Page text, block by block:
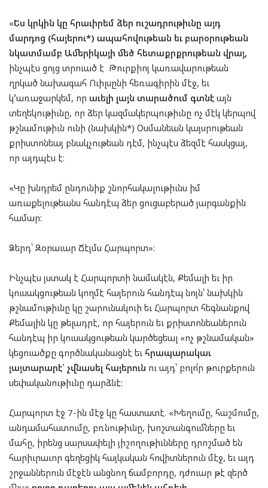
«Ես կրկին կը հրաւիրեմ ձեր ուշադրութիւնը այդ
մարդոց (հայերու*) ապահովութեան եւ բարօրութեան
նկատմամբ Ամերիկայի մեծ հետաքրքրութեան վրայ,
ինչպէս ցոյց տրուած է Թուրքիոյ կառավարութեան
ղրկած նախագահ Ուիլսընի հեռագիրին մէջ, եւ
կ՚առաջարկեմ, որ աւելի լայն տարածում գտնէ այն
տեղեկութիւնը, որ ձեր կազմակերպութիւնը ոչ մէկ կերպով
թշնամութիւն ունի (նախկին*) Օսմանեան կայսրութեան
քրիստոնեայ բնակչութեան դէմ, ինչպէս ձեզմէ հասկցայ,
որ այդպէս է։
«Կը խնդրեմ ընդունիք շնորհակալութիւնս իմ
առաքելութեանս հանդէպ ձեր ցուցաբերած յարգանքին
համար:
Ձերդ՝ Զօրաւար Ճէյմս Հարպորտ»:
Ինչպէս յստակ է Հարպորտի նամակէն, Քեմալի եւ իր
կուսակցութեան կողմէ հայերուն հանդէպ նոյն՝ նախկին
թշնամութիւնը կը շարունակուի եւ Հարպորտ հեգնանքով
Քեմալին կը թելադրէ, որ հայերուն եւ քրիստոնեաներուն
հանդէպ իր կուսակցութեան կարծեցեալ «ոչ թշնամական»
կեցուածքը գործնականացնէ եւ հրապարակաւ
յայտարարէ՝ չվնասել հայերուն ու այդ՝ բոլո՛ր թուրքերուն
սեփականութիւնը դարձնէ:
Հարպորտ էջ 7-ին մէջ կը հաստատէ. «Խեղումը, հաշմումը,
անդամահատումը, բռնութիւնը, խոշտանգումները եւ
մահը, իրենց սարսափելի յիշողութիւնները դրոշմած են
հարիւրաւոր գեղեցիկ հայկական հովիտներուն մէջ, եւ այդ
շրջաններուն մէջէն անցնող ճամբորդը, դժուար թէ զերծ